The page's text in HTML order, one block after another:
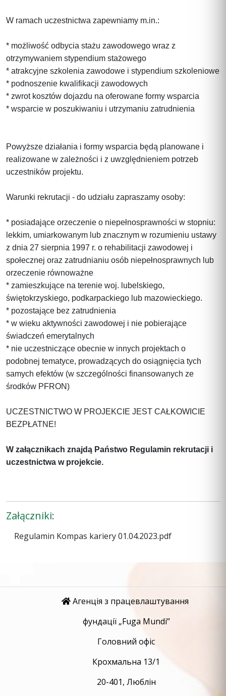
W ramach uczestnictwa zapewniamy m.in.:
* możliwość odbycia stażu zawodowego wraz z
otrzymywaniem stypendium stażowego
* atrakcyjne szkolenia zawodowe i stypendium szkoleniowe
* podnoszenie kwalifikacji zawodowych
* zwrot kosztów dojazdu na oferowane formy wsparcia
* wsparcie w poszukiwaniu i utrzymaniu zatrudnienia
Powyższe działania i formy wsparcia będą planowane i
realizowane w zależności i z uwzględnieniem potrzeb
uczestników projektu.
Warunki rekrutacji - do udziału zapraszamy osoby:
* posiadające orzeczenie o niepełnosprawności w stopniu:
lekkim, umiarkowanym lub znacznym w rozumieniu ustawy
z dnia 27 sierpnia 1997 r. o rehabilitacji zawodowej i
społecznej oraz zatrudnianiu osób niepełnosprawnych lub
orzeczenie równoważne
* zamieszkujące na terenie woj. lubelskiego,
świętokrzyskiego, podkarpackiego lub mazowieckiego.
* pozostające bez zatrudnienia
* w wieku aktywności zawodowej i nie pobierające
świadczeń emerytalnych
* nie uczestniczące obecnie w innych projektach o
podobnej tematyce, prowadzących do osiągnięcia tych
samych efektów (w szczególności finansowanych ze
środków PFRON)
UCZESTNICTWO W PROJEKCIE JEST CAŁKOWICIE
BEZPŁATNE!
W załącznikach znajdą Państwo Regulamin rekrutacji i
uczestnictwa w projekcie.
Załączniki:
Regulamin Kompas kariery 01.04.2023.pdf
Агенція з працевлаштування
фундації „Fuga Mundi”
Головний офіс
Крохмальна 13/1
20-401, Люблін